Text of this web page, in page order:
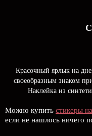
Красочный ярлык на
своеобразным знаком
Наклейка из
Можно купить стикеры
если не нашлось ничего